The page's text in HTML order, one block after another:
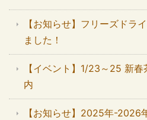
【お知らせ】フリーズドラ
ました！
【イベント】1/23～25 新
内
【お知らせ】2025年-2026